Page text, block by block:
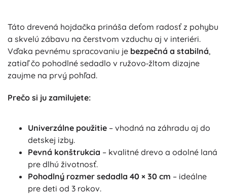
Táto drevená hojdačka prináša deťom radosť z pohybu
a skvelú zábavu na čerstvom vzduchu aj v interiéri.
Vďaka pevnému spracovaniu je bezpečná a stabilná,
zatiaľ čo pohodlné sedadlo v ružovo‑žltom dizajne
zaujme na prvý pohľad.
Prečo si ju zamilujete:
Univerzálne použitie – vhodná na záhradu aj do
detskej izby.
Pevná konštrukcia – kvalitné drevo a odolné laná
pre dlhú životnosť.
Pohodlný rozmer sedadla 40 × 30 cm – ideálne
pre deti od 3 rokov.